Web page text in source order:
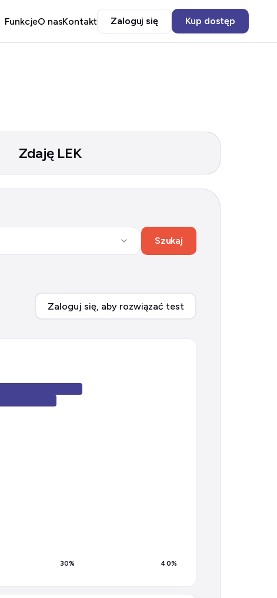
FunkcjeO nasKontakt Zaloguj się Kup dostęp
Zdaję LEK
Szukaj
Zaloguj się, aby rozwiązać test
30% 40%